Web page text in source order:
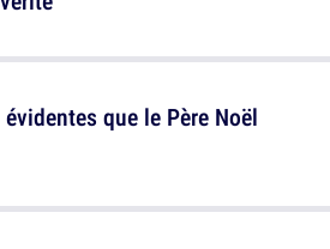
que le Père Noël